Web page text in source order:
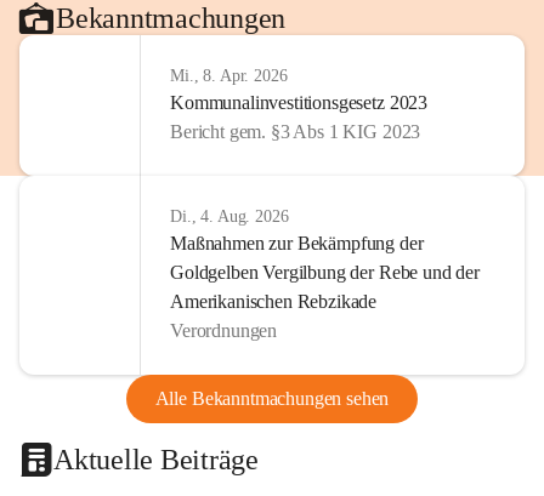
Bekanntmachungen
Mi., 8. Apr. 2026
Kommunalinvestitionsgesetz 2023
Bericht gem. §3 Abs 1 KIG 2023
Di., 4. Aug. 2026
Maßnahmen zur Bekämpfung der
Goldgelben Vergilbung der Rebe und der
Amerikanischen Rebzikade
Verordnungen
Alle Bekanntmachungen sehen
Aktuelle Beiträge